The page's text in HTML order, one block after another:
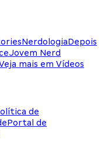
NerdologiaDepois
Jovem Nerd
mais em Vídeos
de
Portal de